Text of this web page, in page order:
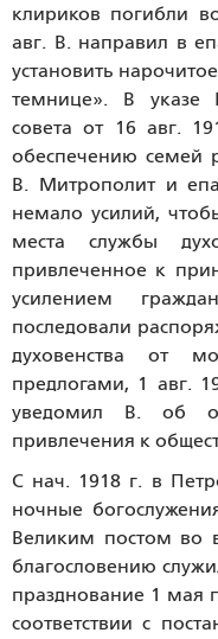
клириков погибли
авг. В. направил в
установить
темнице». В указе
совета от 16 авг.
обеспечению семей
В. Митрополит и
немало усилий,
места службы
привлеченное к
усилением
последовали
духовенства от
предлогами, 1 авг.
уведомил В. об
привлечения к
С нач. 1918 г. в
ночные
Великим постом во
благословению
празднование 1 мая
соответствии с